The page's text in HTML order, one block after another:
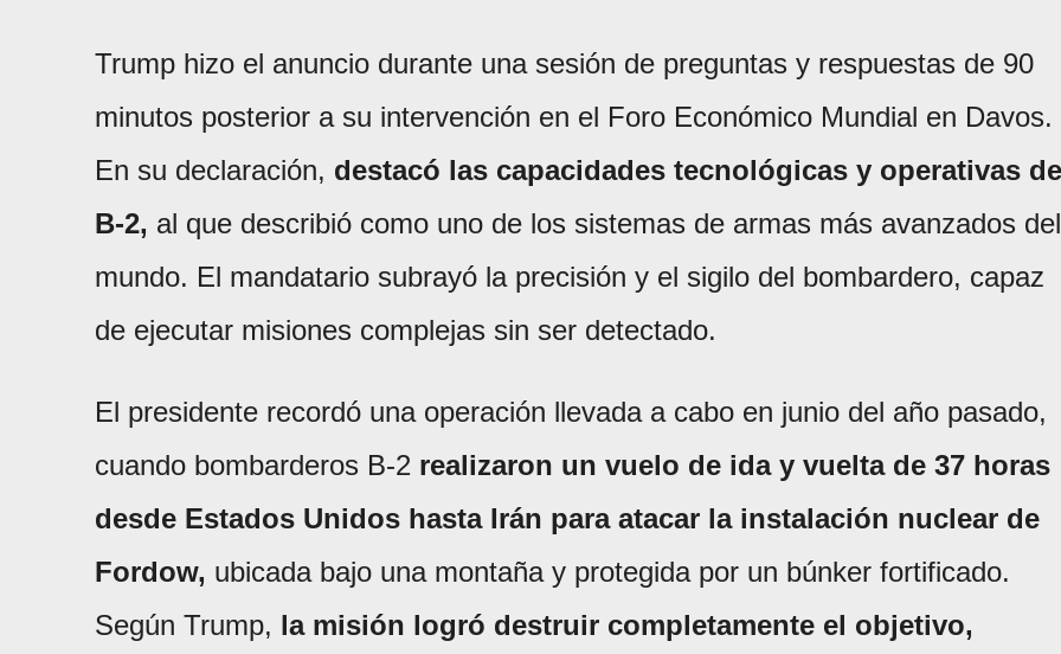
Trump hizo el anuncio durante una sesión de preguntas y respuestas de 90
minutos posterior a su intervención en el Foro Económico Mundial en Davos.
En su declaración, destacó las capacidades tecnológicas y operativas
B-2, al que describió como uno de los sistemas de armas más avanzados del
mundo. El mandatario subrayó la precisión y el sigilo del bombardero, capaz
de ejecutar misiones complejas sin ser detectado.
El presidente recordó una operación llevada a cabo en junio del año pasado,
cuando bombarderos B-2 realizaron un vuelo de ida y vuelta de 37 horas
desde Estados Unidos hasta Irán para atacar la instalación nuclear de
Fordow, ubicada bajo una montaña y protegida por un búnker fortificado.
Según Trump, la misión logró destruir completamente el objetivo,